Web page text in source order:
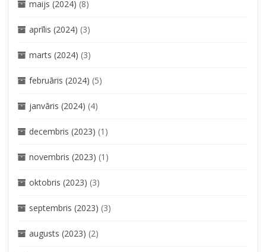
maijs (2024) (8)
aprīlis (2024) (3)
marts (2024) (3)
februāris (2024) (5)
janvāris (2024) (4)
decembris (2023) (1)
novembris (2023) (1)
oktobris (2023) (3)
septembris (2023) (3)
augusts (2023) (2)